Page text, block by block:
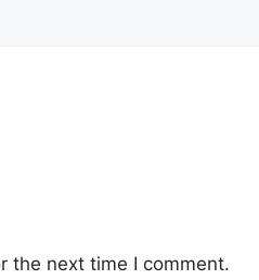
the next time I comment.